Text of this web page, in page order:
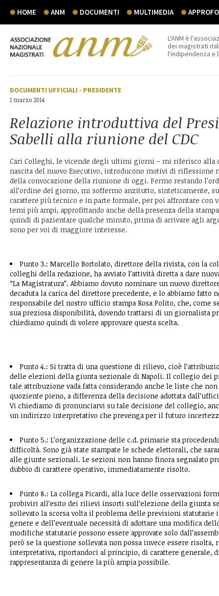
HOME ANM DOCUMENTI MULTIMEDIA
L'ANM è
dei magistrati
l'indipendenza e
DOCUMENTI UFFICIALI - PRESIDENTE
1 marzo 2014
Relazione introduttiva del
Sabelli alla riunione del CDC
Cari Colleghi, le vicende degli ultimi giorni – mi riferisco alla
nascita del nuovo Esecutivo, introducono motivi di riflessione
della convocazione della riunione di oggi. Fermo restando
all’ordine del giorno, mi soffermo anzitutto, sinteticamente,
carattere più tecnico e in parte formale, per poi affrontare con
temi più ampi, approfittando anche della presenza della
quindi di pazientare qualche minuto, prima di arrivare agli
sono per voi di maggiore interesse.
Punto 3.: Marcello Bortolato, direttore della rivista, con la
colleghi della redazione, ha avviato l’attività diretta a dare
“La Magistratura”. Abbiamo dovuto nominare un nuovo
decaduta la carica del direttore precedente, e lo abbiamo fatto
responsabile del nostro ufficio stampa Rosa Polito, che, come
sua preziosa disponibilità, dovendo trattarsi di un giornalista
chiediamo quindi di volere approvare questa scelta.
Punto 4.: Si tratta di una questione di rilievo, cioè
delle elezioni della giunta sezionale di Napoli. Il collegio dei
tale attribuzione vada fatta considerando anche le liste che
quoziente pieno, a differenza della decisione adottata
Vi chiediamo di pronunciarvi su tale decisione del collegio,
un indirizzo interpretativo che prevenga per il futuro
Punto 5.: L’organizzazione delle c.d. primarie sta
difficoltà. Sono già state stampate le schede elettorali, che
alle giunte sezionali. Le sezioni non hanno finora segnalato
dubbio di carattere operativo, immediatamente risolto.
Punto 8.: La collega Picardi, alla luce delle osservazioni
probiviri all’esito dei rilievi insorti sull’elezione della giunta
sollevato la scorsa volta il problema delle previsioni statutarie
genere e dell’eventuale necessità di adottare una modifica
modifiche statutarie possono essere approvate solo
però se la questione sollevata non possa invece essere
interpretativa, riportandoci al principio, di carattere generale,
rappresentanza di genere la più ampia possibile.